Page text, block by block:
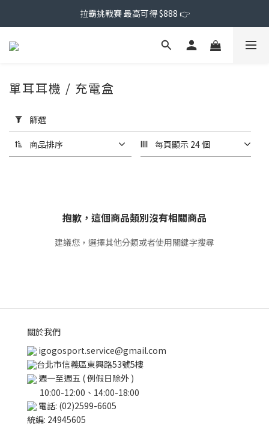
拉霸挑戰賽 最高可得 $888 👉
用
篩
選
(0/20)
單耳耳機 / 充電盒
篩選
商品排序 每頁顯示 24 個
抱歉，這個商品類別沒有相關商品
建議您，選擇其他分類或者使用關鍵字搜尋
關於我們
igogosport.service@gmail.com
台北市信義區東興路53號5樓
週一至週五 ( 例假日除外 )
10:00-12:00、14:00-18:00
電話: (02)2599-6605
統編: 24945605